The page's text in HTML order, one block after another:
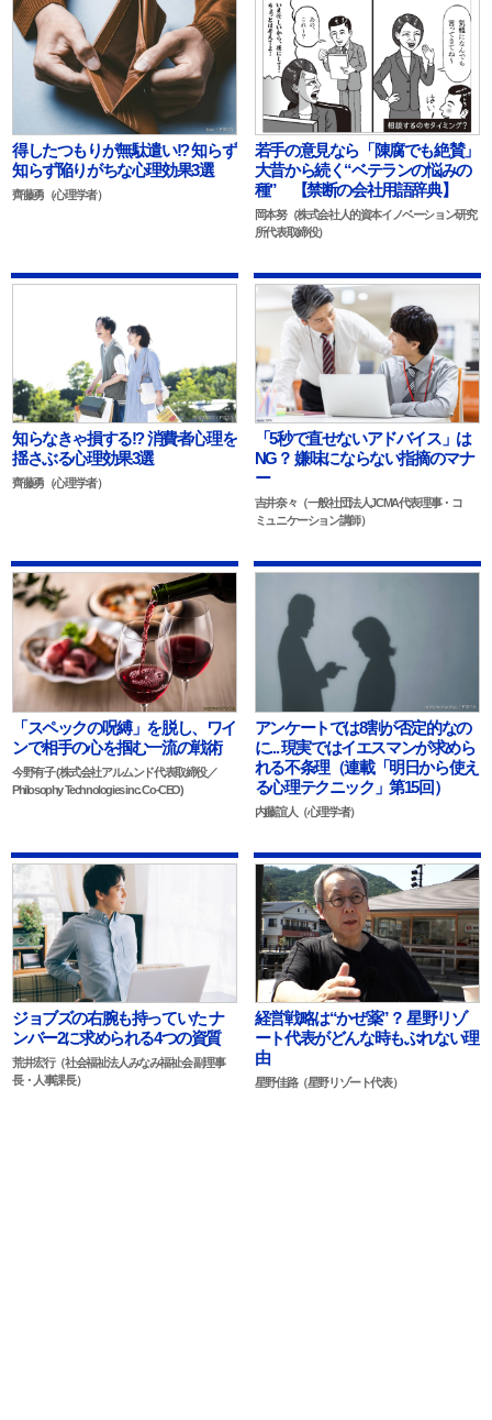
得したつもりが無駄遣い!? 知らず
知らず陥りがちな心理効果3選
齊藤勇（心理学者）
若手の意見なら「陳腐でも絶賛」
大昔から続く“ベテランの悩みの
種” 【禁断の会社用語辞典】
岡本努（株式会社人的資本イノベーション研究
所代表取締役）
知らなきゃ損する!? 消費者心理を
揺さぶる心理効果3選
齊藤勇（心理学者）
「5秒で直せないアドバイス」は
NG？ 嫌味にならない指摘のマナ
ー
吉井奈々（一般社団法人JCMA代表理事・コ
ミュニケーション講師）
「スペックの呪縛」を脱し、ワイ
ンで相手の心を掴む一流の戦術
今野有子 (株式会社アルムンド代表取締役／
Philosophy Technologies inc. Co-CEO)
アンケートでは8割が否定的なの
に... 現実ではイエスマンが求めら
れる不条理（連載「明日から使え
る心理テクニック」第15回）
内藤誼人（心理学者）
ジョブズの右腕も持っていた ナ
ンバー2に求められる4つの資質
荒井宏行（社会福祉法人みなみ福祉会 副理事
長・人事課長）
経営戦略は“かぜ薬”？ 星野リゾ
ート代表がどんな時もぶれない理
由
星野佳路（星野リゾート代表）